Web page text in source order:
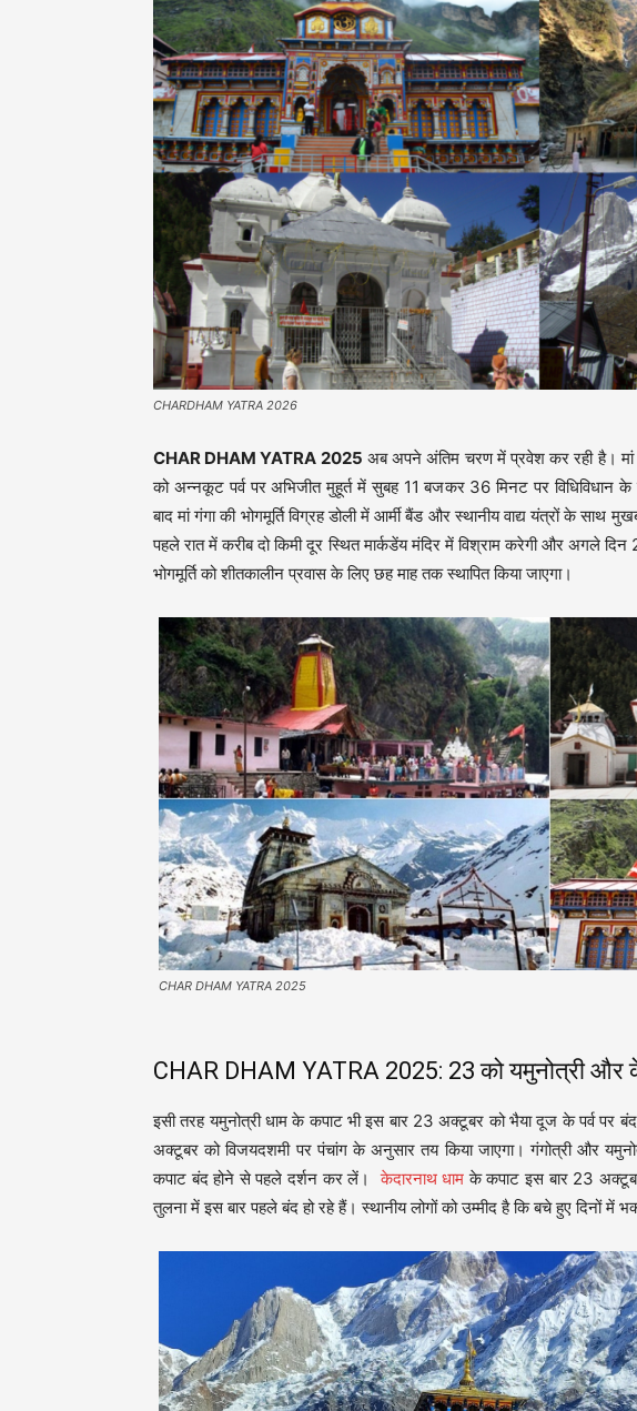
CHARDHAM YATRA 2026
CHAR DHAM YATRA 2025 अब अपने अंतिम चरण में प्रवेश कर रही है। मां
को अन्नकूट पर्व पर अभिजीत मुहूर्त में सुबह 11 बजकर 36 मिनट पर विधिविधान
बाद मां गंगा की भोगमूर्ति विग्रह डोली में आर्मी बैंड और स्थानीय वाद्य यंत्रों के साथ
पहले रात में करीब दो किमी दूर स्थित मार्कडेंय मंदिर में विश्राम करेगी और अगले
भोगमूर्ति को शीतकालीन प्रवास के लिए छह माह तक स्थापित किया जाएगा।
CHAR DHAM YATRA 2025
CHAR DHAM YATRA 2025: 23 को यमुनोत्री और
इसी तरह यमुनोत्री धाम के कपाट भी इस बार 23 अक्टूबर को भैया दूज के पर्व पर बंद
अक्टूबर को विजयदशमी पर पंचांग के अनुसार तय किया जाएगा। गंगोत्री और
कपाट बंद होने से पहले दर्शन कर लें।
केदारनाथ धाम के कपाट इस बार 23
तुलना में इस बार पहले बंद हो रहे हैं। स्थानीय लोगों को उम्मीद है कि बचे हुए दिनों में